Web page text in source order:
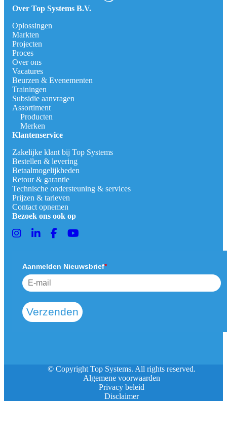
Over Top Systems B.V.
Oplossingen
Markten
Projecten
Proces
Over ons
Vacatures
Beurzen & Evenementen
Trainingen
Subsidie aanvragen
Assortiment
Producten
Merken
Klantenservice
Zakelijke klant bij Top Systems
Bestellen & levering
Betaalmogelijkheden
Retour & garantie
Technische ondersteuning & services
Prijzen & tarieven
Contact opnemen
Bezoek ons ook op
Aanmelden Nieuwsbrief*
Verzenden
© Copyright Top Systems. All rights reserved.
Algemene voorwaarden
Privacy beleid
Disclaimer